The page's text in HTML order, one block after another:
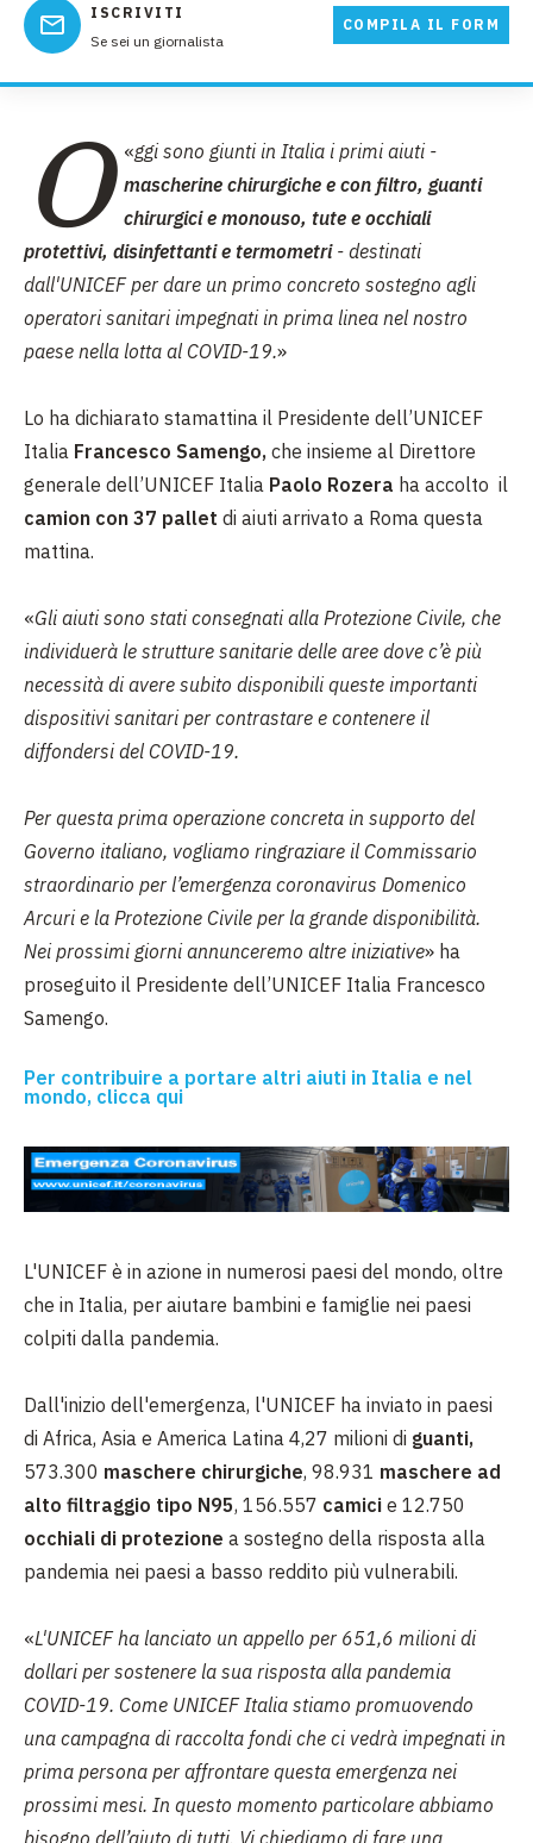
ISCRIVITI
Se sei un giornalista
COMPILA IL FORM
«
O
ggi sono giunti in Italia i primi aiuti -
mascherine chirurgiche e con filtro, guanti
chirurgici e monouso, tute e occhiali
protettivi, disinfettanti e termometri- destinati
dall'UNICEF per dare un primo concreto sostegno agli
operatori sanitari impegnati in prima linea nel nostro
paese nella lotta al COVID-19.»
Lo ha dichiarato stamattina il Presidente dell’UNICEF
Italia Francesco Samengo, che insieme al Direttore
generale dell’UNICEF Italia Paolo Rozera ha accolto il
camion con 37 pallet di aiuti arrivato a Roma questa
mattina.
«Gli aiuti sono stati consegnati alla Protezione Civile, che
individuerà le strutture sanitarie delle aree dove c’è più
necessità di avere subito disponibili queste importanti
dispositivi sanitari per contrastare e contenere il
diffondersi del COVID-19.
Per questa prima operazione concreta in supporto del
Governo italiano, vogliamo ringraziare il Commissario
straordinario per l’emergenza coronavirus Domenico
Arcuri e la Protezione Civile per la grande disponibilità.
Nei prossimi giorni annunceremo altre iniziative» ha
proseguito il Presidente dell’UNICEF Italia Francesco
Samengo.
Per contribuire a portare altri aiuti in Italia e nel
mondo, clicca qui
L'UNICEF è in azione in numerosi paesi del mondo, oltre
che in Italia, per aiutare bambini e famiglie nei paesi
colpiti dalla pandemia.
Dall'inizio dell'emergenza, l'UNICEF ha inviato in paesi
di Africa, Asia e America Latina 4,27 milioni di guanti,
573.300 maschere chirurgiche, 98.931 maschere ad
alto filtraggio tipo N95, 156.557 camici e 12.750
occhiali di protezione a sostegno della risposta alla
pandemia nei paesi a basso reddito più vulnerabili.
«L'UNICEF ha lanciato un appello per 651,6 milioni di
dollari per sostenere la sua risposta alla pandemia
COVID-19. Come UNICEF Italia stiamo promuovendo
una campagna di raccolta fondi che ci vedrà impegnati in
prima persona per affrontare questa emergenza nei
prossimi mesi. In questo momento particolare abbiamo